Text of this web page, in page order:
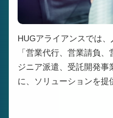
HUGアライアンスでは
「営業代行、営業請負
ジニア派遣、受託開発事
に、ソリューションを提